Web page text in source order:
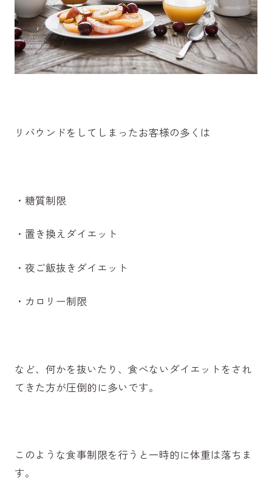
リバウンドをしてしまったお客様の多くは
・糖質制限
・置き換えダイエット
・夜ご飯抜きダイエット
・カロリー制限
など、何かを抜いたり、食べないダイエットをされ
てきた方が圧倒的に多いです。
このような食事制限を行うと一時的に体重は落ちま
す。